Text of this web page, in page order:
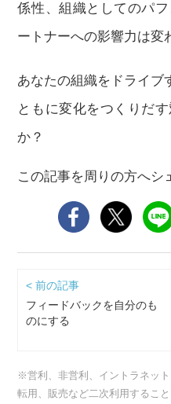
係性、組織としてのパ
ートナーへの影響力は変
あなたの組織をドライブ
ともに変化をつくりだ
か？
この記事を周りの方へシ
< 前の記事
フィードバックを自分のも
のにする
※営利、非営利、イントラネッ
転用、販売など二次利用するこ